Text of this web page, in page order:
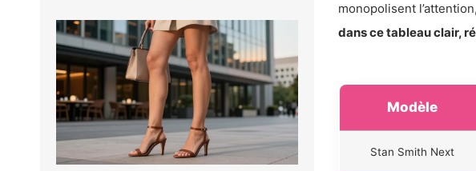
monopolisent
dans ce tableau clair,
Modèle
Stan Smith Next